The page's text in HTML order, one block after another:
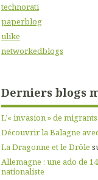
technorati
paperblog
ulike
networkedblogs
Derniers blogs
L’« invasion » de
Découvrir la Balagne
La Dragonne et le Drôle
Allemagne : une ado de
nationaliste